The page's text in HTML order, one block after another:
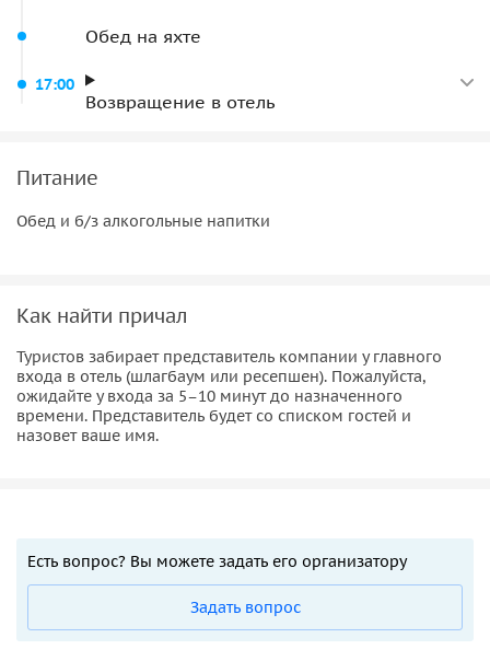
Обед на яхте
17:00
Возвращение в отель
Питание
Обед и б/з алкогольные напитки
Как найти причал
Туристов забирает представитель компании у главного
входа в отель (шлагбаум или ресепшен). Пожалуйста,
ожидайте у входа за 5–10 минут до назначенного
времени. Представитель будет со списком гостей и
назовет ваше имя.
Есть вопрос? Вы можете задать его организатору
Задать вопрос